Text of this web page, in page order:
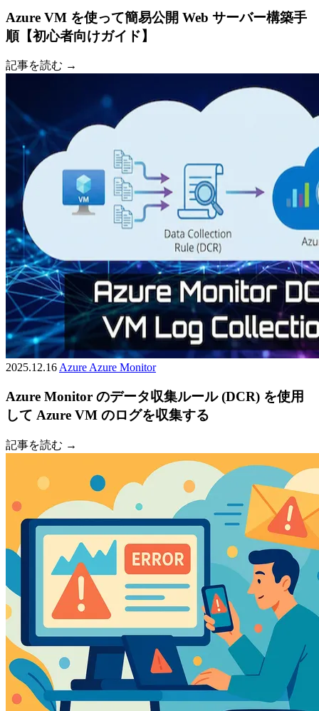
Azure VM を使って簡易公開 Web サーバー構築手
順【初心者向けガイド】
記事を読む →
2025.12.16 Azure Azure Monitor
Azure Monitor のデータ収集ルール (DCR) を使用
して Azure VM のログを収集する
記事を読む →